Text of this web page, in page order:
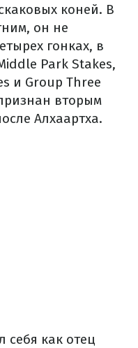
коней. В
он не
гонках, в
Park Stakes,
и Group Three
вторым
Алхаартха.
себя как отец